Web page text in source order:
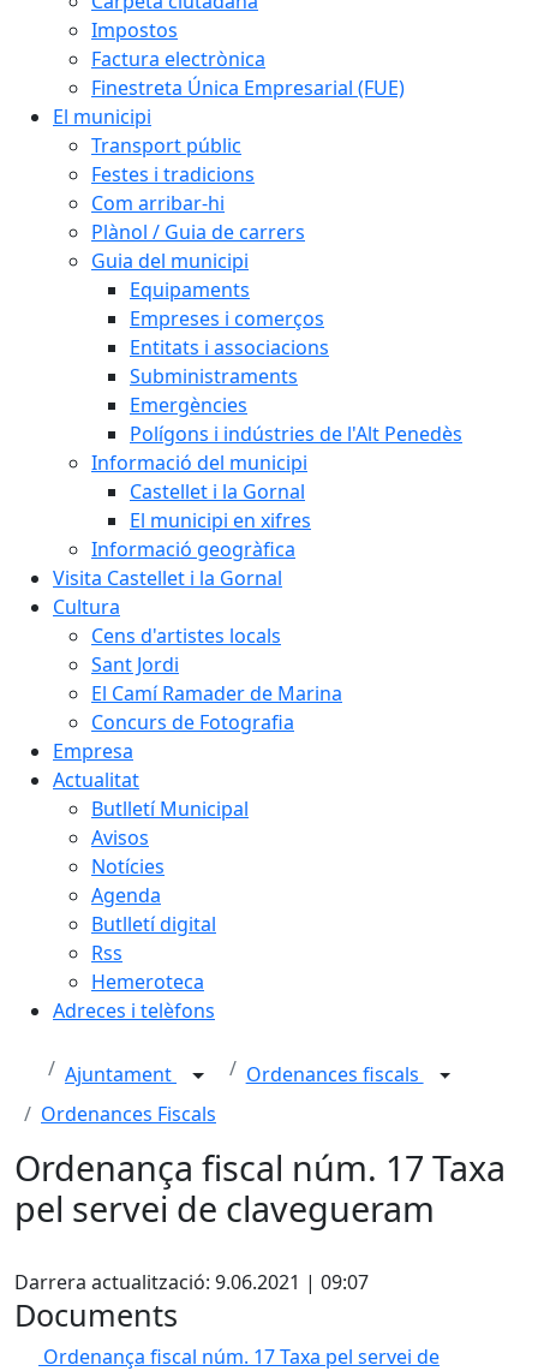
Impostos
Factura electrònica
Finestreta Única Empresarial (FUE)
El municipi
Transport públic
Festes i tradicions
Com arribar-hi
Plànol / Guia de carrers
Guia del municipi
Equipaments
Empreses i comerços
Entitats i associacions
Subministraments
Emergències
Polígons i indústries de l'Alt Penedès
Informació del municipi
Castellet i la Gornal
El municipi en xifres
Informació geogràfica
Visita Castellet i la Gornal
Cultura
Cens d'artistes locals
Sant Jordi
El Camí Ramader de Marina
Concurs de Fotografia
Empresa
Actualitat
Butlletí Municipal
Avisos
Notícies
Agenda
Butlletí digital
Rss
Hemeroteca
Adreces i telèfons
Ajuntament
Ordenances fiscals
Ordenances Fiscals
Ordenança fiscal núm. 17 Taxa
pel servei de clavegueram
Darrera actualització: 9.06.2021 | 09:07
Documents
Ordenança fiscal núm. 17 Taxa pel servei de